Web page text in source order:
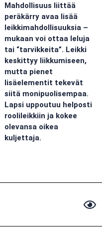
Mahdollisuus liittää
peräkärry avaa lisää
leikkimahdollisuuksia –
mukaan voi ottaa leluja
tai “tarvikkeita”. Leikki
keskittyy liikkumiseen,
mutta pienet
lisäelementit tekevät
siitä monipuolisempaa.
Lapsi uppoutuu helposti
roolileikkiin ja kokee
olevansa oikea
kuljettaja.